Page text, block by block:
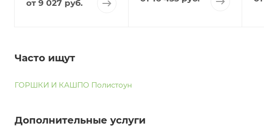
от 9 027 руб.
Часто ищут
ГОРШКИ И КАШПО Полистоун
Дополнительные услуги